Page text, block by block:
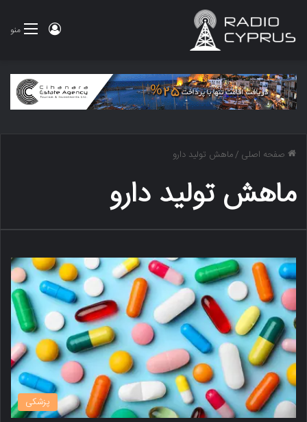
منو ورود
صفحه اصلی /ماهش تولید دارو
ماهش تولید دارو
پزشکی